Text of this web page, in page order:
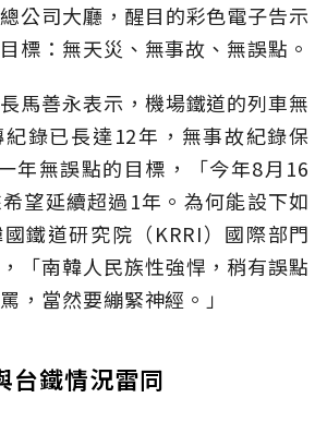
公司大廳，醒目的彩色電子告示
標：無天災、無事故、無誤點。
馬善永表示，機場鐵道的列車無
錄已長達12年，無事故紀錄保
年無誤點的目標，「今年8月16
望延續超過1年。為何能設下如
鐵道研究院（KRRI）國際部門
「南韓人民族性強悍，稍有誤點
，當然要繃緊神經。」
鐵情況雷同